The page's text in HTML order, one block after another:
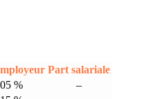
Part salariale
%
–